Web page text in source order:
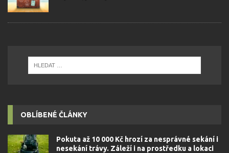
OBLÍBENÉ ČLÁNKY
Pokuta až 10 000 Kč hrozí za nesprávné sekání i
nesekání trávy. Záleží i na prostředku a lokaci